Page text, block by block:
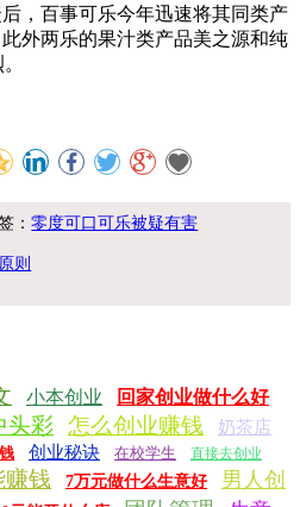
，百事可乐今年迅速将其同类产
外两乐的果汁类产品美之源和纯
：零度可口可乐被疑有害
则
小本创业 回家创业做什么好
头彩 怎么创业赚钱 奶茶店
创业秘诀 在校学生 直接去创业
赚钱 7万元做什么生意好
男人创